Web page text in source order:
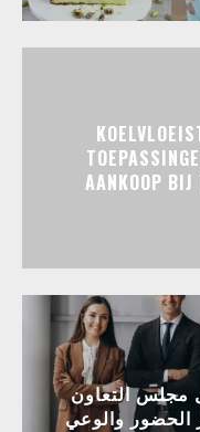
AANKOOP
مجلس التعاون
الحضور والوعي